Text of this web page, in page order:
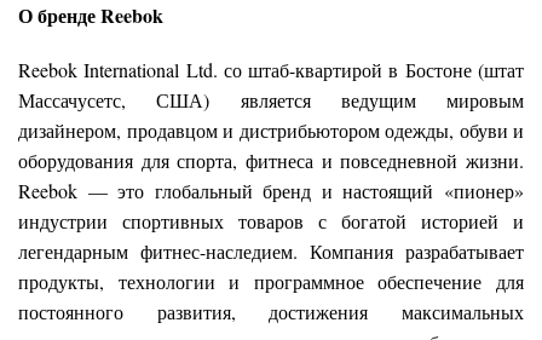
О бренде Reebok
Reebok International Ltd. со штаб-квартирой в Бостоне (штат
Массачусетс, США) является ведущим мировым
дизайнером, продавцом и дистрибьютором одежды, обуви и
оборудования для спорта, фитнеса и повседневной жизни.
Reebok — это глобальный бренд и настоящий «пионер»
индустрии спортивных товаров с богатой историей и
легендарным фитнес-наследием. Компания разрабатывает
продукты, технологии и программное обеспечение для
постоянного развития, достижения максимальных